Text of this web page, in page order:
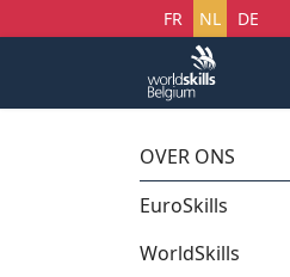
Selecteer uw taal
FR NL DE
OVER ONS
EuroSkills
WorldSkills